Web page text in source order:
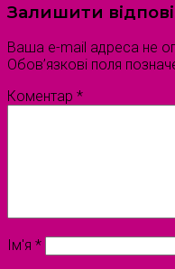
Залишити
Ваша e-mail адреса не
Обов’язкові поля
Коментар *
Ім'я *